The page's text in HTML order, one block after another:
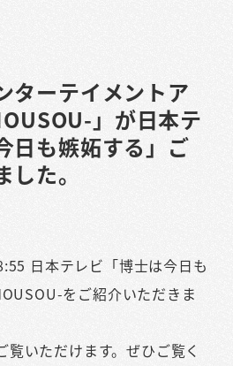
ターテイメントア
」が日本テ
日も嫉妬する」ご
た。
日本テレビ「博士は今日も
をご紹介いただきま
覧いただけます。ぜひご覧く